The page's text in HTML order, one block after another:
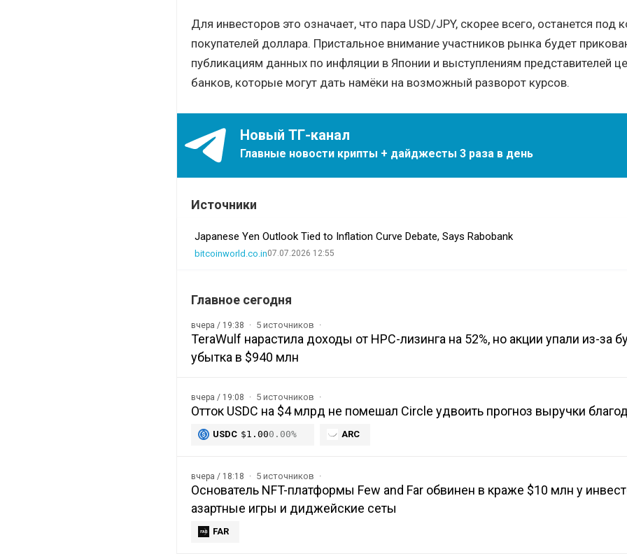
Для инвесторов это означает, что пара USD/JPY, скорее всего, останется под
покупателей доллара. Пристальное внимание участников рынка будет
публикациям данных по инфляции в Японии и выступлениям представителей
банков, которые могут дать намёки на возможный разворот курсов.
Новый ТГ-канал
Главные новости крипты + дайджесты 3 раза в день
Источники
Japanese Yen Outlook Tied to Inflation Curve Debate, Says Rabobank
bitcoinworld.co.in07.07.2026 12:55
Главное сегодня
вчера / 19:38 5 источников
TeraWulf нарастила доходы от HPC-лизинга на 52%, но акции упали из-за
убытка в $940 млн
вчера / 19:08 5 источников
Отток USDC на $4 млрд не помешал Circle удвоить прогноз выручки
USDC $1.000.00% ARC
вчера / 18:18 5 источников
Основатель NFT-платформы Few and Far обвинен в краже $10 млн у
азартные игры и диджейские сеты
FAR